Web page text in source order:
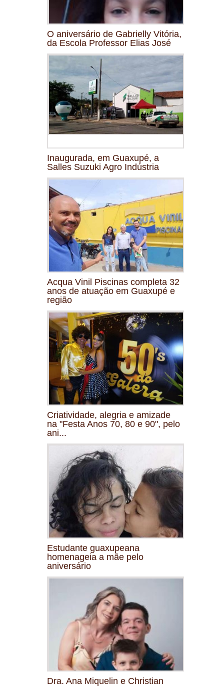
O aniversário de Gabrielly Vitória,
da Escola Professor Elias José
Inaugurada, em Guaxupé, a
Salles Suzuki Agro Indústria
Acqua Vinil Piscinas completa 32
anos de atuação em Guaxupé e
região
Criatividade, alegria e amizade
na "Festa Anos 70, 80 e 90", pelo
ani...
Estudante guaxupeana
homenageia a mãe pelo
aniversário
Dra. Ana Miquelin e Christian